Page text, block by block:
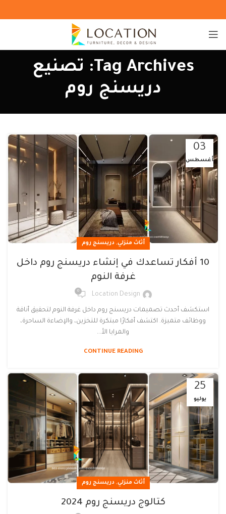
Tag Archives: تصنيع
دريسنج روم
03
أغسطس
أثاث منزلي, دريسنج روم
10 أفكار تساعدك في إنشاء دريسنج روم داخل
غرفة النوم
Location Design
0
استكشف أحدث تصميمات دريسنج روم داخل غرفة النوم لتحقيق أناقة
ووظائف متميزة. اكتشف أفكارًا مبتكرة للتخزين، والإضاءة الساحرة،
والمرايا الأ...
CONTINUE READING
25
يوليو
أثاث منزلي, دريسنج روم
كتالوج دريسنج روم 2024